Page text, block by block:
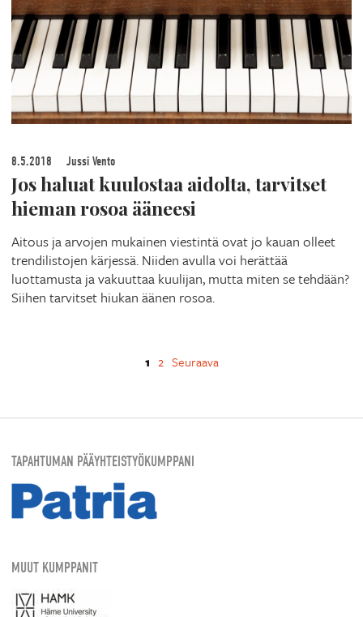
8.5.2018 Jussi Vento
Jos haluat kuulostaa aidolta, tarvitset
hieman rosoa ääneesi
Aitous ja arvojen mukainen viestintä ovat jo kauan olleet
trendilistojen kärjessä. Niiden avulla voi herättää
luottamusta ja vakuuttaa kuulijan, mutta miten se tehdään?
Siihen tarvitset hiukan äänen rosoa.
1 2 Seuraava
TAPAHTUMAN PÄÄYHTEISTYÖKUMPPANI
MUUT KUMPPANIT